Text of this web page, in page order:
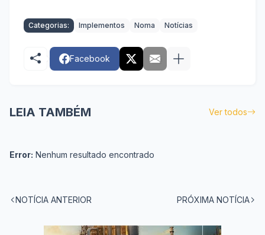
Categorias: Implementos Noma Notícias
Facebook
LEIA TAMBÉM Ver todos
Error: Nenhum resultado encontrado
NOTÍCIA ANTERIOR PRÓXIMA NOTÍCIA